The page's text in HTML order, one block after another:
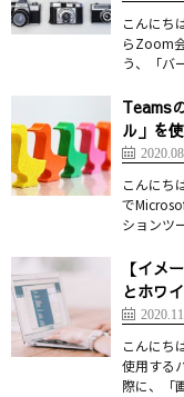
こんにち
らZoom
う、「バ
Teams
ル」を
こんにち
で
ションツ
【イメ
とホワ
こんにち
使用する
際に、「